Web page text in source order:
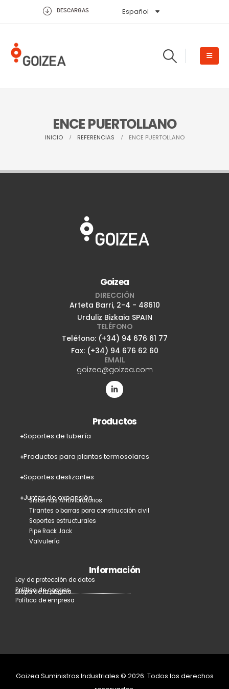
DESCARGAS Español
English
ENCE PUERTOLLANO
INICIO REFERENCIAS ENCE PUERTOLLANO
Goizea
DIRECCIÓN
Arteta Barri, 2-4 - 48610
Urduliz Bizkaia SPAIN
TELÉFONO
Teléfono: (+34) 94 676 61 77
Fax: (+34) 94 676 62 60
EMAIL
goizea@goizea.com
Productos
Soportes de tubería
Productos para plantas termosolares
Soportes deslizantes
Juntas de expansión
Sistemas Antivibratorios
Tirantes o barras para construcción civil
Soportes estructurales
Pipe Rack Jack
Valvulería
Información
Ley de protección de datos
Política de cookies
Política de empresa
Mapa de la página
Goizea Suministros Industriales © 2026. Todos los derechos